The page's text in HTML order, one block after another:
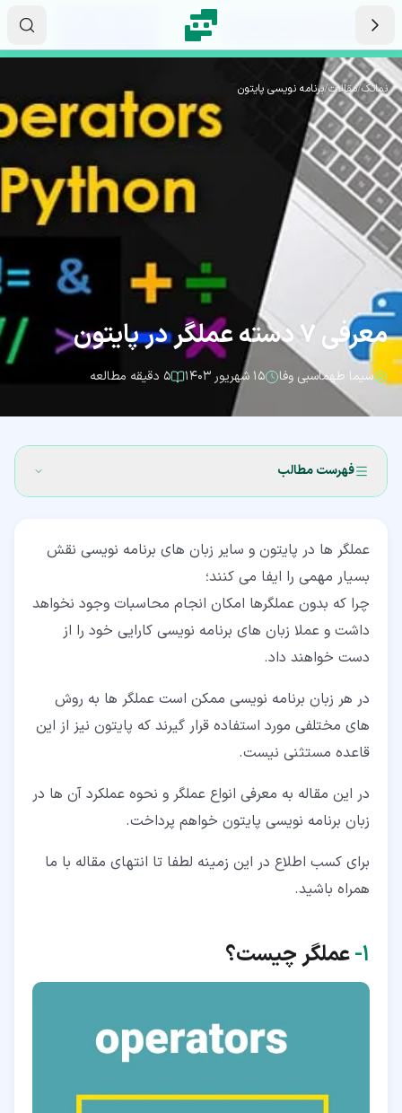
نماتک/مقالات/برنامه نویسی پایتون
معرفی 7 دسته عملگر در پایتون
سیما طهماسبی وفا ۱۵ شهریور ۱۴۰۳ ۵ دقیقه مطالعه
فهرست مطالب
۲‏-‏۱‏- عملگر های حسابی (Arithmetic Operators) رایج
ترین عملگر ها در پایتون
۲‏-‏۵‏- عملگرهای بیتی (Bitwise Operators)
از مفیدترین عملگر ها در پایتون
عملگر ها در پایتون و سایر زبان های برنامه نویسی نقش
بسیار مهمی را ایفا می کنند؛
چرا که بدون عملگرها امکان انجام محاسبات وجود نخواهد
داشت و عملا زبان های برنامه نویسی کارایی خود را از
دست خواهند داد.
در هر زبان برنامه نویسی ممکن است عملگر ها به روش
های مختلفی مورد استفاده قرار گیرند که پایتون نیز از این
قاعده مستثنی نیست.
در این مقاله به معرفی انواع عملگر و نحوه عملکرد آن ها در
زبان برنامه نویسی پایتون خواهم پرداخت.
برای کسب اطلاع در این زمینه لطفا تا انتهای مقاله با ما
همراه باشید.
۱‏- عملگر چیست؟